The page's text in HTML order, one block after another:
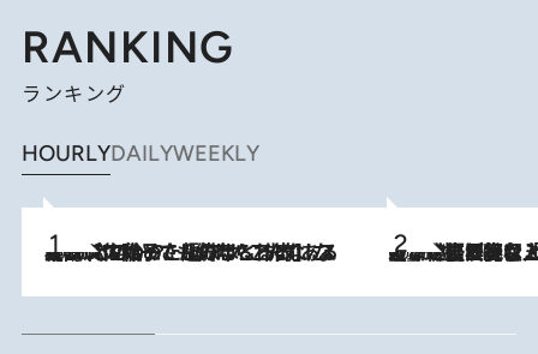
RANKING
ランキング
HOURLYDAILYWEEKLY
2026.8.5
【阿川佐和子さんの年とる力】なぜ70代で始めた趣味は“こんなに楽しい”のか？ ピアノ、俳句…スランプに陥っても続けられる“ある秘訣”とは 2026.8.5
【なぜ吉沢亮は「気配を消せる」のか？】興行収入208億の『国宝』を経て挑むミュージカル『ディア・エヴァン・ハンセン』。トップ俳優が舞台上でさらけ出した“孤独”とは